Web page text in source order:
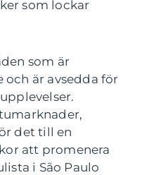
som lockar
som är
och är avsedda för
det till en
att promenera
i São Paulo